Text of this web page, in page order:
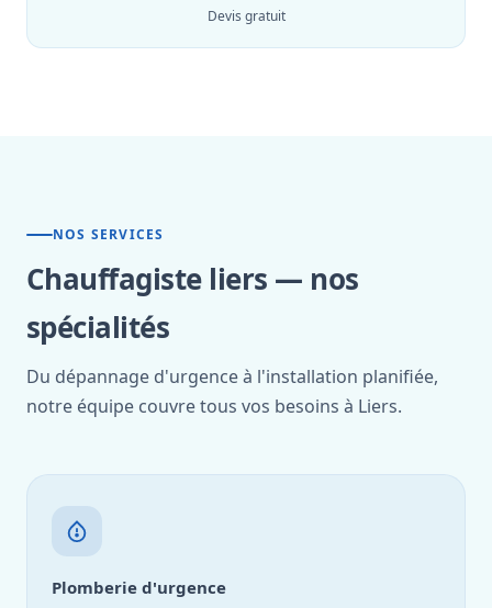
Devis gratuit
NOS SERVICES
Chauffagiste liers — nos
spécialités
Du dépannage d'urgence à l'installation planifiée,
notre équipe couvre tous vos besoins à Liers.
Plomberie d'urgence